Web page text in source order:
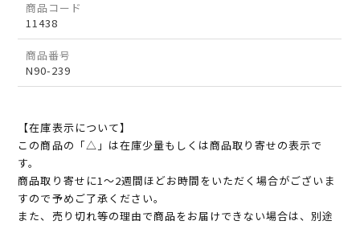
商品コード
11438
商品番号
N90-239
【在庫表示について】
この商品の「△」は在庫少量もしくは商品取り寄せの表示で
す。
商品取り寄せに1～2週間ほどお時間をいただく場合がございま
すので予めご了承ください。
また、売り切れ等の理由で商品をお届けできない場合は、別途